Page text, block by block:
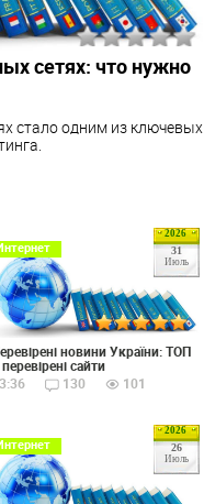
сетях: что нужно
стало одним из ключевых
2026
31
Июль
новини України: ТОП
сайти
130 101
2026
26
Июль